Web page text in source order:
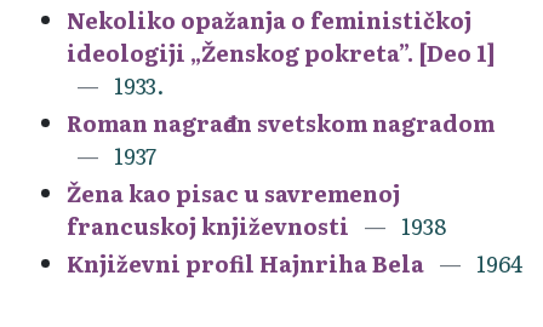
Nekoliko opažanja o feminističkoj
ideologiji „Ženskog pokreta”. [Deo 1]
1933.
Roman nagrađen svetskom nagradom
1937
Žena kao pisac u savremenoj
francuskoj književnosti
1938
Književni profil Hajnriha Bela
1964